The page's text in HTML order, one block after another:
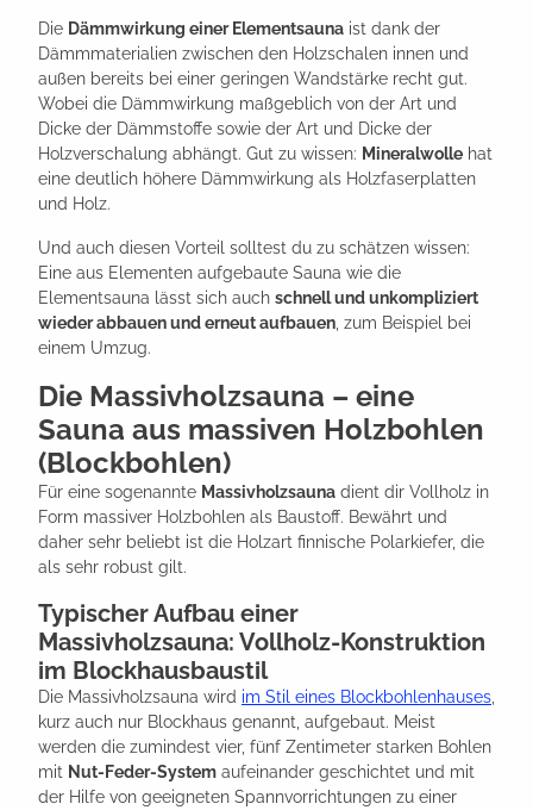
Die Dämmwirkung einer Elementsauna ist dank der
Dämmmaterialien zwischen den Holzschalen innen und
außen bereits bei einer geringen Wandstärke recht gut.
Wobei die Dämmwirkung maßgeblich von der Art und
Dicke der Dämmstoffe sowie der Art und Dicke der
Holzverschalung abhängt. Gut zu wissen: Mineralwolle hat
eine deutlich höhere Dämmwirkung als Holzfaserplatten
und Holz.
Und auch diesen Vorteil solltest du zu schätzen wissen:
Eine aus Elementen aufgebaute Sauna wie die
Elementsauna lässt sich auch schnell und unkompliziert
wieder abbauen und erneut aufbauen , zum Beispiel bei
einem Umzug.
Die Massivholzsauna – eine
Sauna aus massiven Holzbohlen
(Blockbohlen)
Für eine sogenannte Massivholzsauna dient dir Vollholz in
Form massiver Holzbohlen als Baustoff. Bewährt und
daher sehr beliebt ist die Holzart finnische Polarkiefer, die
als sehr robust gilt.
Typischer Aufbau einer
Massivholzsauna: Vollholz-Konstruktion
im Blockhausbaustil
Die Massivholzsauna wird im Stil eines Blockbohlenhauses
kurz auch nur Blockhaus genannt, aufgebaut. Meist
werden die zumindest vier, fünf Zentimeter starken Bohlen
mit Nut-Feder-System aufeinander geschichtet und mit
der Hilfe von geeigneten Spannvorrichtungen zu einer